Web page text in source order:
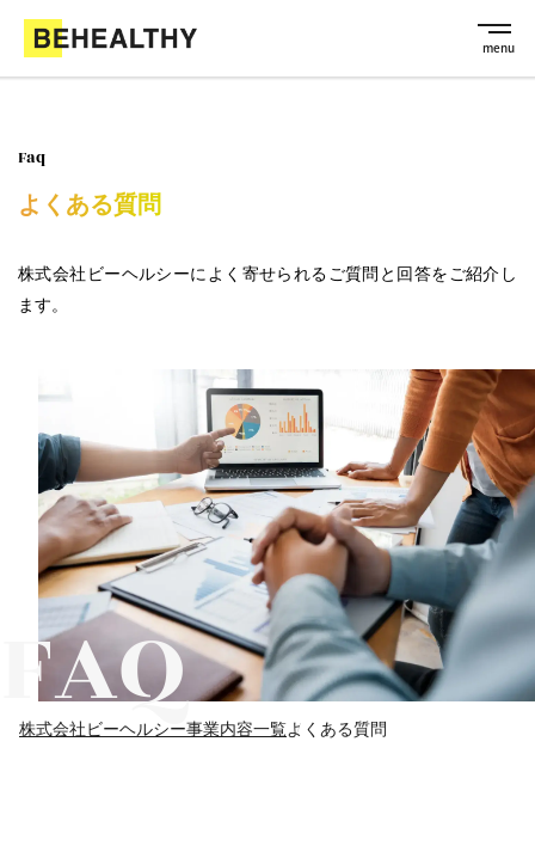
Faq
よくある質問
株式会社ビーヘルシーによく寄せられるご質問と回答をご紹介し
ます。
株式会社ビーヘルシー事業内容一覧よくある質問